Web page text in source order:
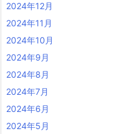
2024年12月
2024年11月
2024年10月
2024年9月
2024年8月
2024年7月
2024年6月
2024年5月